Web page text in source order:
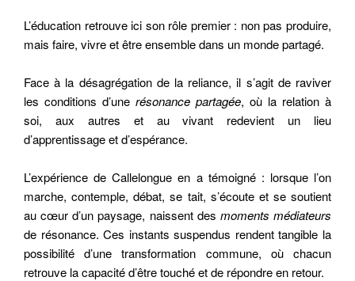
L’éducation retrouve ici son rôle premier : non pas produire,
mais faire, vivre et être ensemble dans un monde partagé.
Face à la désagrégation de la reliance, il s’agit de raviver
les conditions d’une résonance partagée, où la relation à
soi, aux autres et au vivant redevient un lieu
d’apprentissage et d’espérance.
L’expérience de Callelongue en a témoigné : lorsque l’on
marche, contemple, débat, se tait, s’écoute et se soutient
au cœur d’un paysage, naissent des moments médiateurs
de résonance. Ces instants suspendus rendent tangible la
possibilité d’une transformation commune, où chacun
retrouve la capacité d’être touché et de répondre en retour.